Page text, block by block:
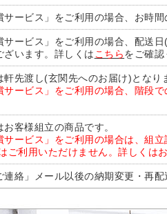
サービス」をご利用の場合、お時
サービス」をご利用の場合、配送
ざいます。詳しくは こちらをご確認
軒先渡し(玄関先へのお届け)となり
サービス」をご利用の場合、階段
客様組立の商品です。
サービス」をご利用の場合は、組
ご利用いただけません。詳しくは
連絡」メール以後の納期変更・再